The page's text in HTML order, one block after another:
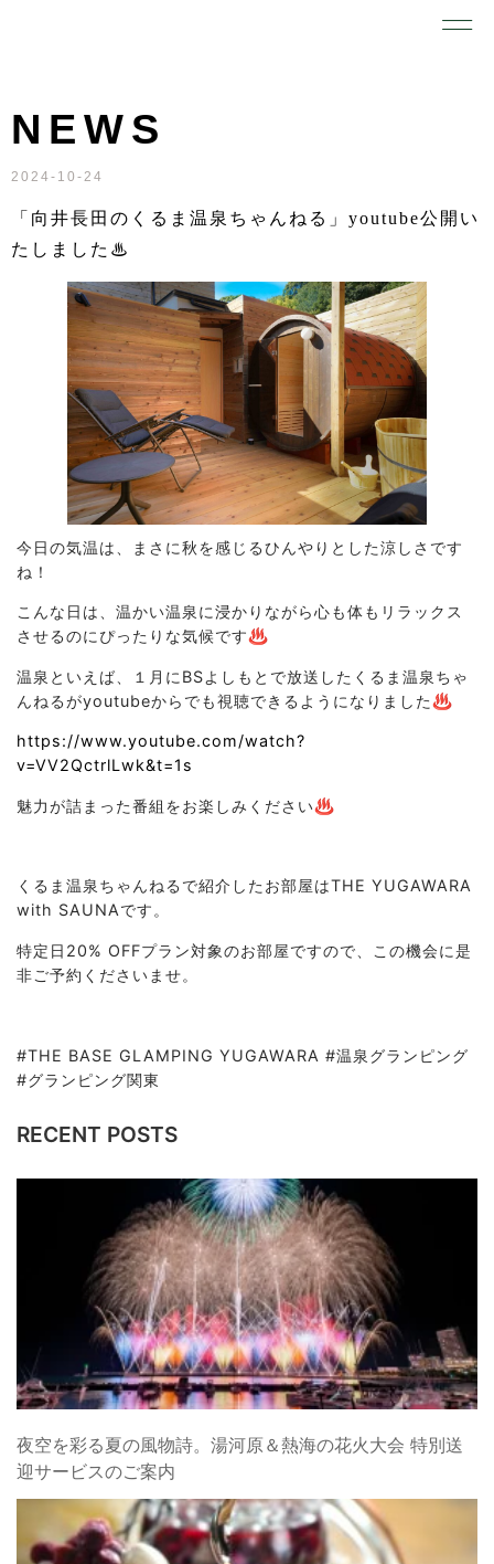
NEWS
2024-10-24
「向井長田のくるま温泉ちゃんねる」youtube公開い
たしました♨
今日の気温は、まさに秋を感じるひんやりとした涼しさです
ね！
こんな日は、温かい温泉に浸かりながら心も体もリラックス
させるのにぴったりな気候です♨
温泉といえば、１月にBSよしもとで放送したくるま温泉ちゃ
んねるがyoutubeからでも視聴できるようになりました♨
https://www.youtube.com/watch?
v=VV2QctrlLwk&t=1s
魅力が詰まった番組をお楽しみください♨
くるま温泉ちゃんねるで紹介したお部屋はTHE YUGAWARA
with SAUNAです。
特定日20% OFFプラン対象のお部屋ですので、この機会に是
非ご予約くださいませ。
#THE BASE GLAMPING YUGAWARA #温泉グランピング
#グランピング関東
RECENT POSTS
夜空を彩る夏の風物詩。湯河原＆熱海の花火大会 特別送
迎サービスのご案内